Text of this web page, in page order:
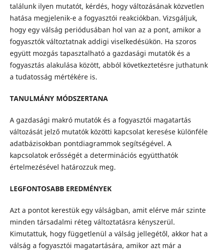
találunk ilyen mutatót, kérdés, hogy változásának közvetlen
hatása megjelenik-e a fogyasztói reakciókban. Vizsgáljuk,
hogy egy válság periódusában hol van az a pont, amikor a
fogyasztók változtatnak addigi viselkedésükön. Ha szoros
együtt mozgás tapasztalható a gazdasági mutatók és a
fogyasztás alakulása között, abból következtetésre juthatunk
a tudatosság mértékére is.
TANULMÁNY MÓDSZERTANA
A gazdasági makró mutatók és a fogyasztói magatartás
változását jelző mutatók közötti kapcsolat keresése különféle
adatbázisokban pontdiagrammok segítségével. A
kapcsolatok erősségét a determinációs együtthatók
értelmezésével határozzuk meg.
LEGFONTOSABB EREDMÉNYEK
Azt a pontot kerestük egy válságban, amit elérve már szinte
minden társadalmi réteg változtatásra kényszerül.
Kimutattuk, hogy függetlenül a válság jellegétől, akkor hat a
válság a fogyasztói magatartására, amikor azt már a